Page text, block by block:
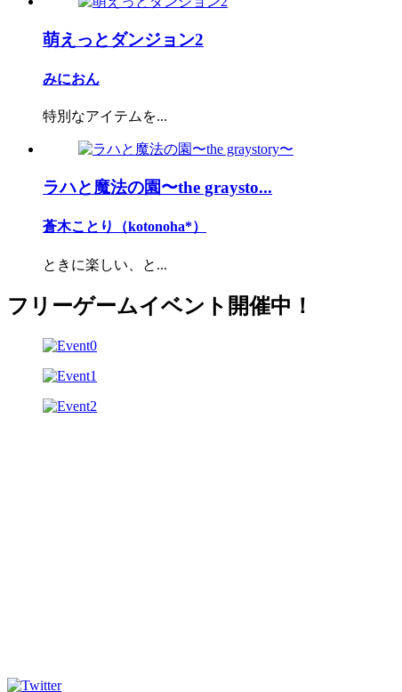
萌えっとダンジョン2
みにおん
特別なアイテムを...
ラハと魔法の園〜the graysto...
蒼木ことり（kotonoha*）
ときに楽しい、と...
フリーゲームイベント開催中！